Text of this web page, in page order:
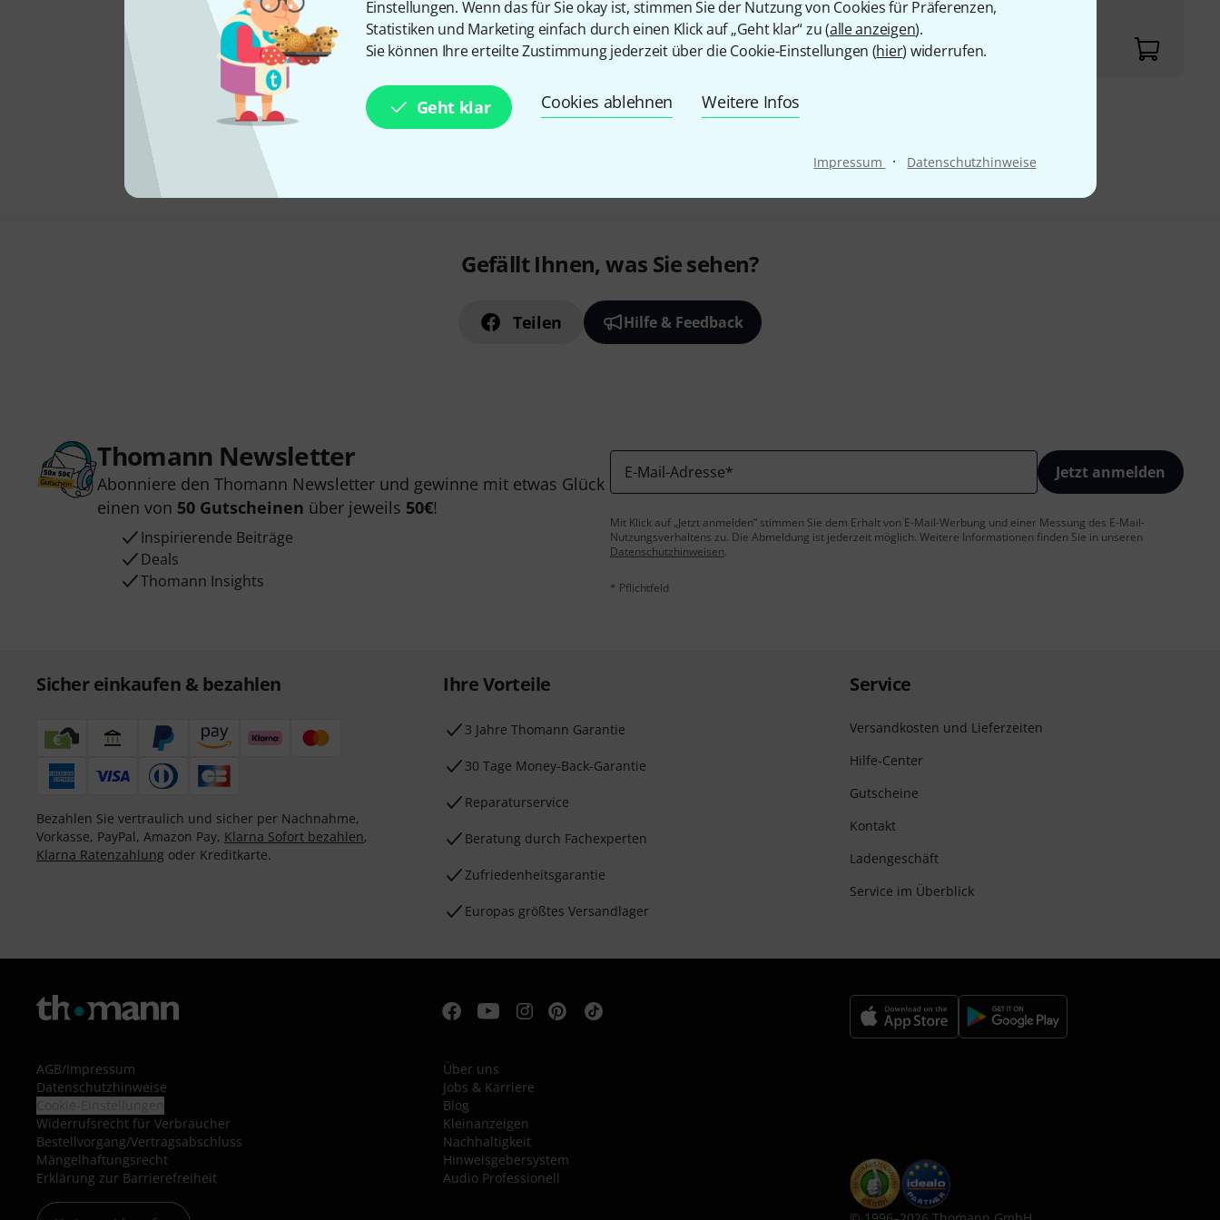
Einstellungen. Wenn das für Sie okay ist, stimmen Sie der Nutzung von Cookies für Präferenzen,
Statistiken und Marketing einfach durch einen Klick auf „Geht klar“ zu (alle anzeigen).
Sie können Ihre erteilte Zustimmung jederzeit über die Cookie-Einstellungen (hier) widerrufen.
Geht klar Cookies ablehnen Weitere Infos
Impressum · Datenschutzhinweise
einstellbare verchromte Tambourine Jingles
Sofort lieferbar
Gefällt Ihnen, was Sie sehen?
Teilen Hilfe & Feedback
Thomann Newsletter
Abonniere den Thomann Newsletter und gewinne mit etwas Glück
einen von 50 Gutscheinen über jeweils 50€!
Inspirierende Beiträge
Deals
Thomann Insights
E-Mail-Adresse* Jetzt anmelden
Mit Klick auf „Jetzt anmelden“ stimmen Sie dem Erhalt von E-Mail-Werbung und einer Messung des E-Mail-
Nutzungsverhaltens zu. Die Abmeldung ist jederzeit möglich. Weitere Informationen finden Sie in unseren
Datenschutzhinweisen.
* Pflichtfeld
Sicher einkaufen & bezahlen
Bezahlen Sie vertraulich und sicher per Nachnahme,
Vorkasse, PayPal, Amazon Pay, Klarna Sofort bezahlen,
Klarna Ratenzahlung oder Kreditkarte.
Ihre Vorteile
3 Jahre Thomann Garantie
30 Tage Money-Back-Garantie
Reparaturservice
Beratung durch Fachexperten
Zufriedenheitsgarantie
Europas größtes Versandlager
Service
Versandkosten und Lieferzeiten
Hilfe-Center
Gutscheine
Kontakt
Ladengeschäft
Service im Überblick
AGB/Impressum
Datenschutzhinweise
Widerrufsrecht für Verbraucher
Bestellvorgang/Vertragsabschluss
Mängelhaftungsrecht
Erklärung zur Barrierefreiheit
Über uns
Jobs & Karriere
Blog
Kleinanzeigen
Nachhaltigkeit
Hinweisgebersystem
Audio Professionell